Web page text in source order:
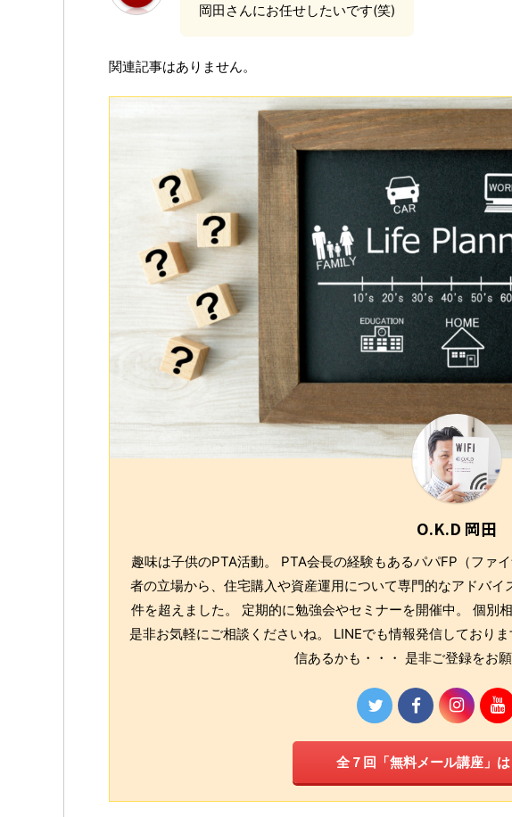
岡田さんにお任せしたいです(笑)
関連記事はありません。
O.K.D 岡田
趣味は子供のPTA活動。 PTA会長の経験もあるパパFP（ファ
者の立場から、住宅購入や資産運用について専門的なアドバ
件を超えました。 定期的に勉強会やセミナーを開催中。 個別
是非お気軽にご相談くださいね。 LINEでも情報発信しておりま
信あるかも・・・ 是非ご登録をお
全７回「無料メール講座」